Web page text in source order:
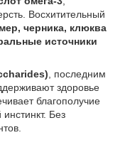
Восхитительный
черника, клюква
источники
, последним
здоровье
благополучие
Без